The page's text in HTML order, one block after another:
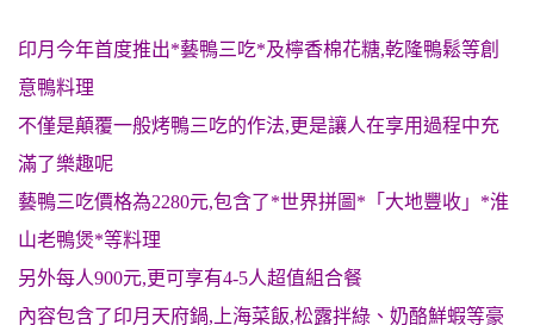
印月今年首度推出*藝鴨三吃*及檸香棉花糖,乾隆鴨鬆等創
意鴨料理
不僅是顛覆一般烤鴨三吃的作法,更是讓人在享用過程中充
滿了樂趣呢
藝鴨三吃價格為2280元,包含了*世界拼圖*「大地豐收」*淮
山老鴨煲*等料理
另外每人900元,更可享有4-5人超值組合餐
內容包含了印月天府鍋,上海菜飯,松露拌綠、奶酪鮮蝦等豪